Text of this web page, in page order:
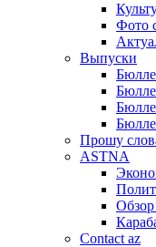
Фото
Выпуски
Прошу
ASTNA
Contact az